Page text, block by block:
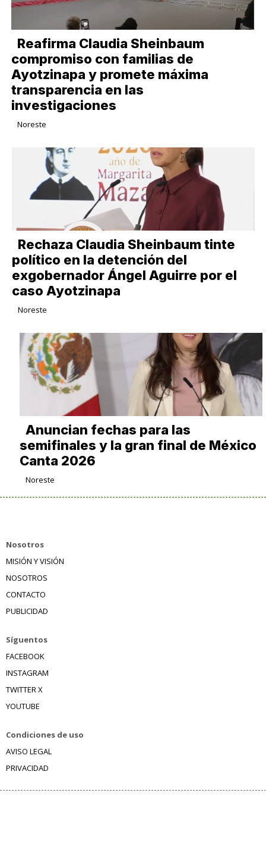
Reafirma Claudia Sheinbaum
compromiso con familias de
Ayotzinapa y promete máxima
transparencia en las
investigaciones
Noreste
Rechaza Claudia Sheinbaum tinte
político en la detención del
exgobernador Ángel Aguirre por el
caso Ayotzinapa
Noreste
Anuncian fechas para las
semifinales y la gran final de México
Canta 2026
Noreste
Nosotros
MISIÓN Y VISIÓN
NOSOTROS
CONTACTO
PUBLICIDAD
Síguentos
FACEBOOK
INSTAGRAM
TWITTER X
YOUTUBE
Condiciones de uso
AVISO LEGAL
PRIVACIDAD